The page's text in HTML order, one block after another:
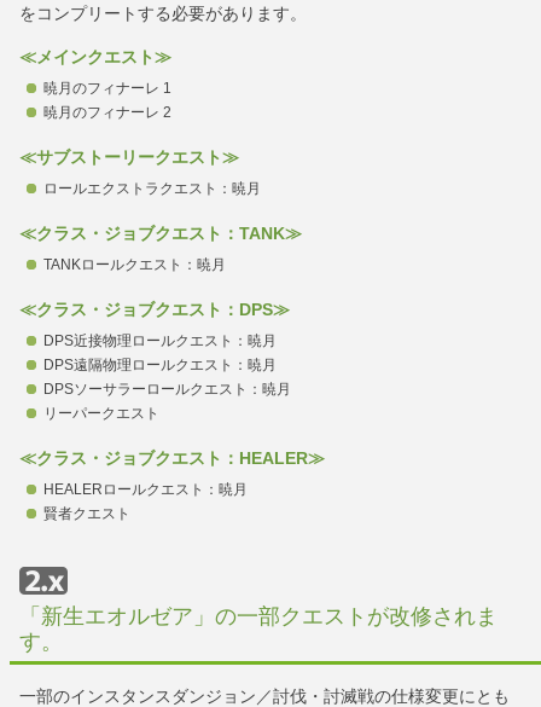
をコンプリートする必要があります。
≪メインクエスト≫
暁月のフィナーレ 1
暁月のフィナーレ 2
≪サブストーリークエスト≫
ロールエクストラクエスト：暁月
≪クラス・ジョブクエスト：TANK≫
TANKロールクエスト：暁月
≪クラス・ジョブクエスト：DPS≫
DPS近接物理ロールクエスト：暁月
DPS遠隔物理ロールクエスト：暁月
DPSソーサラーロールクエスト：暁月
リーパークエスト
≪クラス・ジョブクエスト：HEALER≫
HEALERロールクエスト：暁月
賢者クエスト
「新生エオルゼア」の一部クエストが改修されま
す。
一部のインスタンスダンジョン／討伐・討滅戦の仕様変更にとも